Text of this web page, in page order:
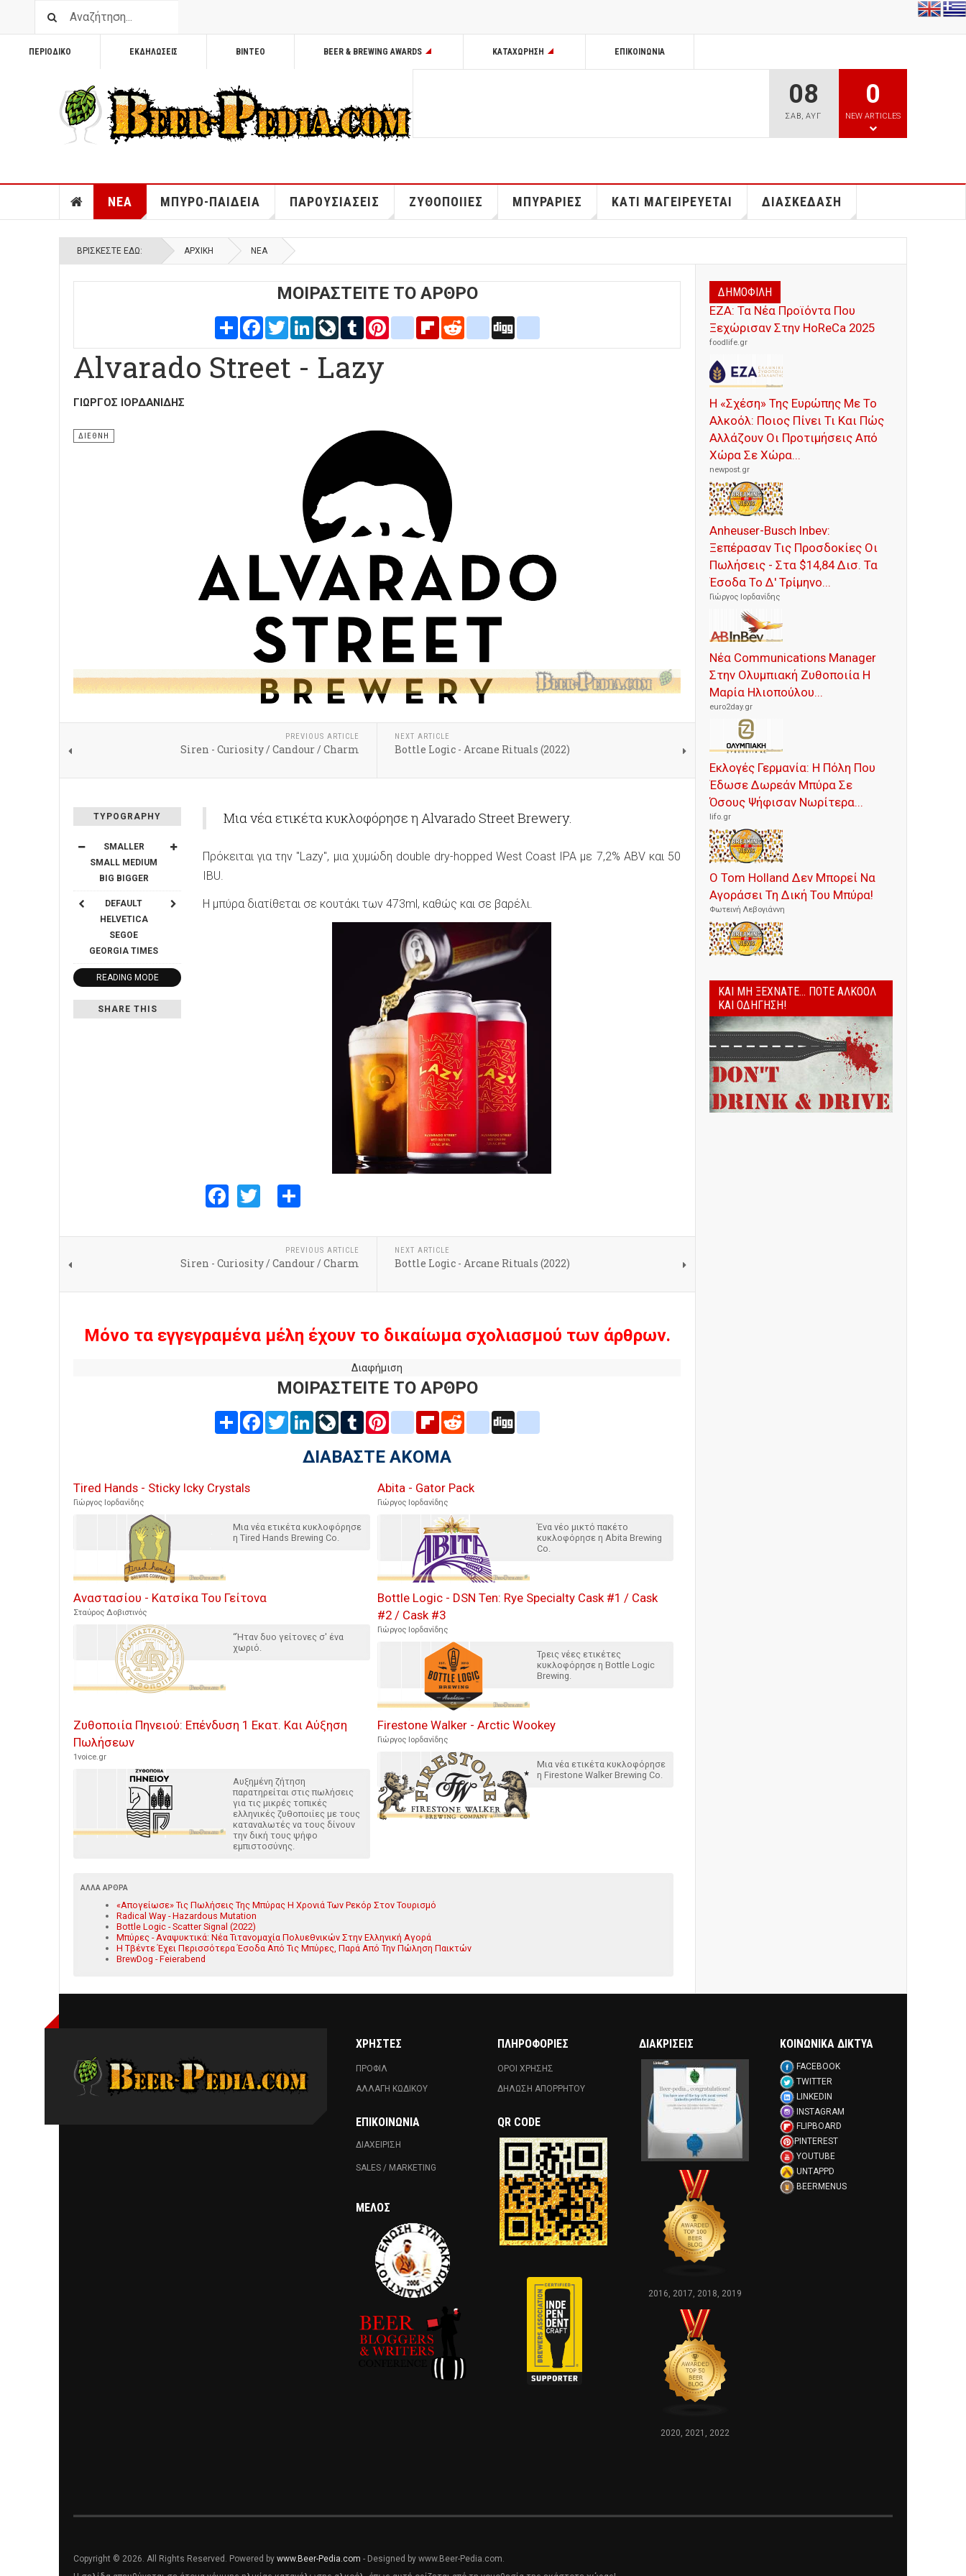
ΠΕΡΙΟΔΙΚΟ ΕΚΔΗΛΩΣΕΙΣ ΒΙΝΤΕΟ BEER & BREWING AWARDS ΚΑΤΑΧΩΡΗΣΗ ΕΠΙΚΟΙΝΩΝΊΑ
08
ΣΑΒ,ΑΥΓ
0
NEW ARTICLES
ΝΕΑ ΜΠΥΡΟ-ΠΑΙΔΕΙΑ ΠΑΡΟΥΣΙΑΣΕΙΣ ΖΥΘΟΠΟΙΙΕΣ ΜΠΥΡΑΡΙΕΣ ΚΑΤΙ ΜΑΓΕΙΡΕΥΕΤΑΙ ΔΙΑΣΚΕΔΑΣΗ
ΒΡΊΣΚΕΣΤΕ ΕΔΏ: ΑΡΧΙΚΉ ΝΕΑ
ΜΟΙΡΑΣΤΕΙΤΕ ΤΟ ΑΡΘΡΟ
Share FacebookTwitterLinkedInLiveJournal
Tumblr Pinterestblogger_post
FlipboardRedditdelicious
Alvarado Street - Lazy
ΓΙΏΡΓΟΣ ΙΟΡΔΑΝΊΔΗΣ
ΔΙΕΘΝΗ
PREVIOUS ARTICLE
Siren - Curiosity / Candour / Charm
NEXT ARTICLE
Bottle Logic - Arcane Rituals (2022)
TYPOGRAPHY
SMALLER
SMALL MEDIUM
BIG BIGGER
DEFAULT
HELVETICA
SEGOE
GEORGIA TIMES
READING MODE
SHARE THIS
Μια νέα ετικέτα κυκλοφόρησε η Alvarado Street Brewery.
Πρόκειται για την "Lazy", μια χυμώδη double dry-hopped West Coast IPA με 7,2% ABV και 50
IBU.
Η μπύρα διατίθεται σε κουτάκι των 473ml, καθώς και σε βαρέλι.
Facebook
Twitter
PREVIOUS ARTICLE
Siren - Curiosity / Candour / Charm
NEXT ARTICLE
Bottle Logic - Arcane Rituals (2022)
Μόνο τα εγγεγραμένα μέλη έχουν το δικαίωμα σχολιασμού των άρθρων.
Διαφήμιση
ΜΟΙΡΑΣΤΕΙΤΕ ΤΟ ΑΡΘΡΟ
Share FacebookTwitterLinkedInLiveJournal
Tumblr Pinterestblogger_post
FlipboardRedditdelicious
ΔΙΑΒΑΣΤΕ ΑΚΟΜΑ
Tired Hands - Sticky Icky Crystals
Γιώργος Ιορδανίδης
Μια νέα ετικέτα κυκλοφόρησε
η Tired Hands Brewing Co.
Abita - Gator Pack
Γιώργος Ιορδανίδης
Ένα νέο μικτό πακέτο
κυκλοφόρησε η Abita Brewing
Co.
Αναστασίου - Κατσίκα Του Γείτονα
Σταύρος Δοβιστινός
“Ήταν δυο γείτονες σ' ένα
χωριό.
Bottle Logic - DSN Ten: Rye Specialty Cask #1 / Cask
#2 / Cask #3
Γιώργος Ιορδανίδης
Τρεις νέες ετικέτες
κυκλοφόρησε η Bottle Logic
Brewing.
Ζυθοποιία Πηνειού: Επένδυση 1 Εκατ. Και Αύξηση
Πωλήσεων
1voice.gr
Αυξημένη ζήτηση
παρατηρείται στις πωλήσεις
για τις μικρές τοπικές
ελληνικές ζυθοποιίες με τους
καταναλωτές να τους δίνουν
την δική τους ψήφο
εμπιστοσύνης.
Firestone Walker - Arctic Wookey
Γιώργος Ιορδανίδης
Μια νέα ετικέτα κυκλοφόρησε
η Firestone Walker Brewing Co.
ΆΛΛΑ ΆΡΘΡΑ
«Απογείωσε» Τις Πωλήσεις Της Μπύρας Η Χρονιά Των Ρεκόρ Στον Τουρισμό
Radical Way - Hazardous Mutation
Bottle Logic - Scatter Signal (2022)
Μπύρες - Αναψυκτικά: Νέα Τιτανομαχία Πολυεθνικών Στην Ελληνική Αγορά
Η Τβέντε Έχει Περισσότερα Έσοδα Από Τις Μπύρες, Παρά Από Την Πώληση Παικτών
BrewDog - Feierabend
ΔΗΜΟΦΙΛΗ
ΕΖΑ: Τα Νέα Προϊόντα Που
Ξεχώρισαν Στην HoReCa 2025
foodlife.gr
Η «Σχέση» Της Ευρώπης Με Το
Αλκοόλ: Ποιος Πίνει Τι Και Πώς
Αλλάζουν Οι Προτιμήσεις Από
Χώρα Σε Χώρα...
newpost.gr
Anheuser-Busch Inbev:
Ξεπέρασαν Τις Προσδοκίες Οι
Πωλήσεις - Στα $14,84 Δισ. Τα
Έσοδα Το Δ' Τρίμηνο...
Γιώργος Ιορδανίδης
Νέα Communications Manager
Στην Ολυμπιακή Ζυθοποιία Η
Μαρία Ηλιοπούλου...
euro2day.gr
Εκλογές Γερμανία: Η Πόλη Που
Έδωσε Δωρεάν Μπύρα Σε
Όσους Ψήφισαν Νωρίτερα...
lifo.gr
Ο Tom Holland Δεν Μπορεί Να
Αγοράσει Τη Δική Του Μπύρα!
Φωτεινή Λεβογιάννη
ΚΑΙ ΜΗ ΞΕΧΝΆΤΕ... ΠΟΤΈ ΑΛΚΟΌΛ
ΚΑΙ ΟΔΉΓΗΣΗ!
ΧΡΗΣΤΕΣ
ΠΡΟΦΙΛ
ΑΛΛΑΓΗ ΚΩΔΙΚΟΥ
ΕΠΙΚΟΙΝΩΝΊΑ
ΔΙΑΧΕΙΡΙΣΗ
SALES / MARKETING
ΜΈΛΟΣ
ΠΛΗΡΟΦΟΡΙΕΣ
ΟΡΟΙ ΧΡΗΣΗΣ
ΔΗΛΩΣΗ ΑΠΟΡΡΗΤΟΥ
QR CODE
ΔΙΑΚΡΊΣΕΙΣ
2016, 2017, 2018, 2019
2020, 2021, 2022
ΚΟΙΝΩΝΙΚΑ ΔΙΚΤΥΑ
FACEBOOK
TWITTER
LINKEDIN
INSTAGRAM
FLIPBOARD
PINTEREST
YOUTUBE
UNTAPPD
BEERMENUS
Copyright © 2026. All Rights Reserved. Powered by www.Beer-Pedia.com - Designed by www.Beer-Pedia.com.